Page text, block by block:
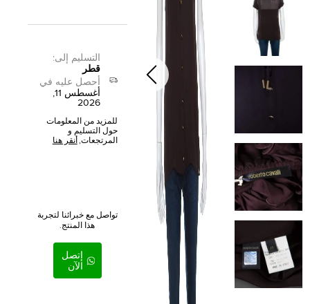
التسليم إلى:
قطر
أحصل عليه في
أغسطس 11,
2026
للمزيد من المعلومات
حول التسليم و
المرتجعات, أنقر هنا
تواصل مع خبرائنا لتجربة
هذا المنتج.
إتصل
الآن